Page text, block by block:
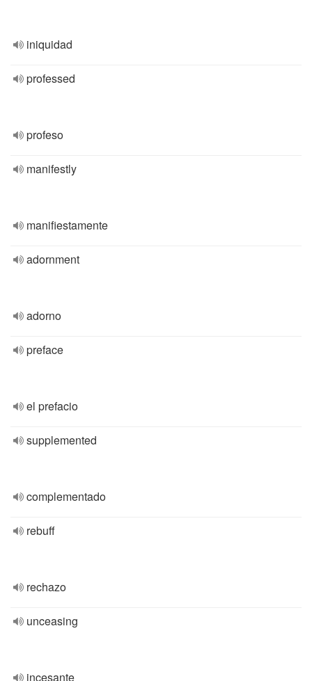
iniquidad
professed
profeso
manifestly
manifiestamente
adornment
adorno
preface
el prefacio
supplemented
complementado
rebuff
rechazo
unceasing
incesante